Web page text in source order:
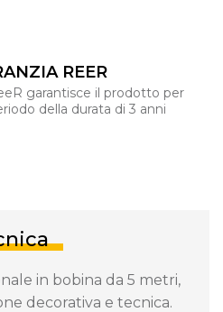
REER
garantisce il prodotto per
della durata di 3 anni
in bobina da 5 metri,
decorativa e tecnica.